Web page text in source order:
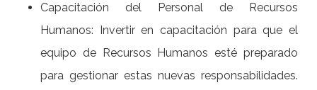
Capacitación del Personal de Recursos
Humanos: Invertir en capacitación para que el
equipo de Recursos Humanos esté preparado
para gestionar estas nuevas responsabilidades.